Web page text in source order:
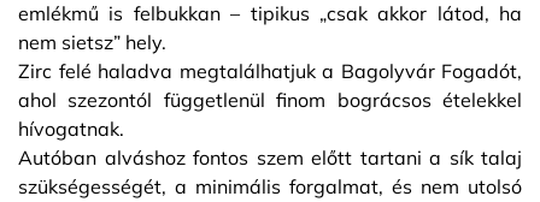
emlékmű is felbukkan – tipikus „csak akkor látod, ha
nem sietsz” hely.
Zirc felé haladva megtalálhatjuk a Bagolyvár Fogadót,
ahol szezontól függetlenül finom bográcsos ételekkel
hívogatnak.
Autóban alváshoz fontos szem előtt tartani a sík talaj
szükségességét, a minimális forgalmat, és nem utolsó